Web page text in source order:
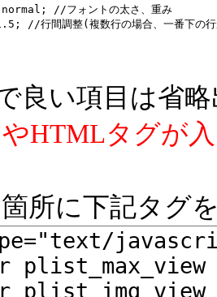
良い項目は省
HTMLタグが
所に下記タグ